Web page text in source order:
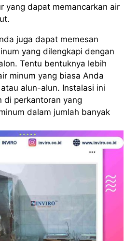
yang dapat memancarkan air
juga dapat memesan
yang dilengkapi dengan
Tentu bentuknya lebih
minum yang biasa Anda
alun-alun. Instalasi ini
di perkantoran yang
dalam jumlah banyak